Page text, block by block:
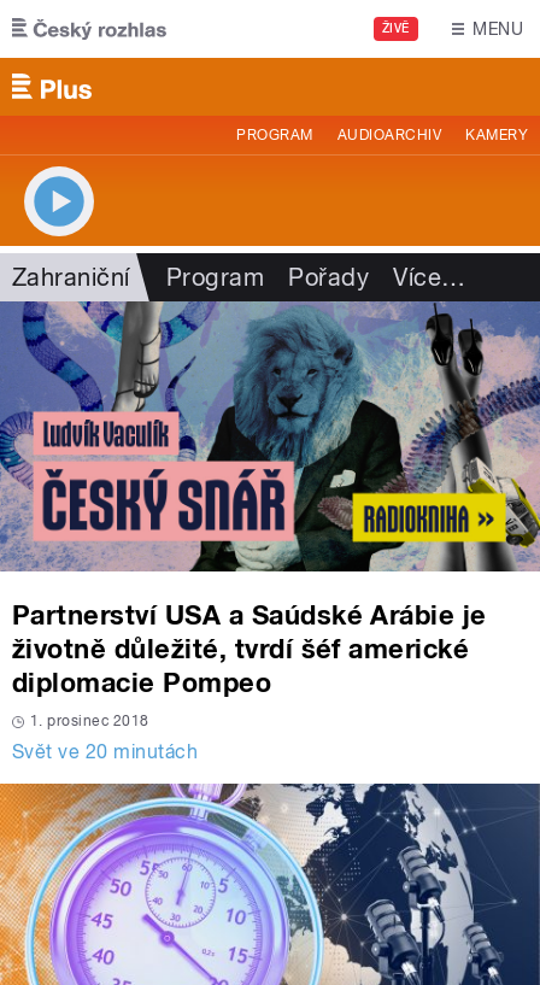
Přejít k hlavnímu obsahu
ŽIVĚ MENU
PROGRAM AUDIOARCHIV KAMERY
Zahraniční Program Pořady Více…
Partnerství USA a Saúdské Arábie je
životně důležité, tvrdí šéf americké
diplomacie Pompeo
1. prosinec 2018
Svět ve 20 minutách